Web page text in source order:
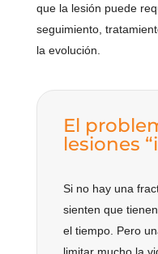
que la lesión puede
seguimiento,
la evolución.
El
lesiones
Si no hay una
sienten que
el tiempo. Pero
limitar mucho la